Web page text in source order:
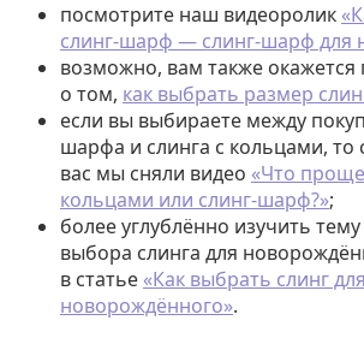
посмотрите наш видеоролик
слинг-шарф — слинг-шарф для
возможно, вам также окажется
о том, как выбрать размер
если вы выбираете между
шарфа и слинга с кольцами, то
вас мы сняли видео «Что
кольцами или слинг-шарф?»;
более углублённо изучить
выбора слинга для
в статье «Как выбрать слинг для
новорождённого».